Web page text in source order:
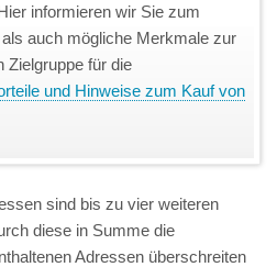
informieren wir Sie zum
auch mögliche Merkmale zur
Zielgruppe für die
und Hinweise zum Kauf von
sind bis zu vier weiteren
diese in Summe die
Adressen überschreiten